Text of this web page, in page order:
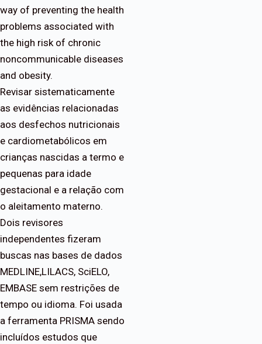
way of preventing the health
problems associated with
the high risk of chronic
noncommunicable diseases
and obesity.
Revisar sistematicamente
as evidências relacionadas
aos desfechos nutricionais
e cardiometabólicos em
crianças nascidas a termo e
pequenas para idade
gestacional e a relação com
o aleitamento materno.
Dois revisores
independentes fizeram
buscas nas bases de dados
MEDLINE,LILACS, SciELO,
EMBASE sem restrições de
tempo ou idioma. Foi usada
a ferramenta PRISMA sendo
incluídos estudos que